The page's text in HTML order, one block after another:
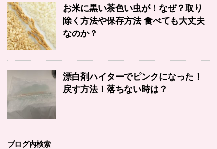
お米に黒い茶色い虫が！なぜ？取り
除く方法や保存方法 食べても大丈夫
なのか？
漂白剤ハイターでピンクになった！
戻す方法！落ちない時は？
ブログ内検索